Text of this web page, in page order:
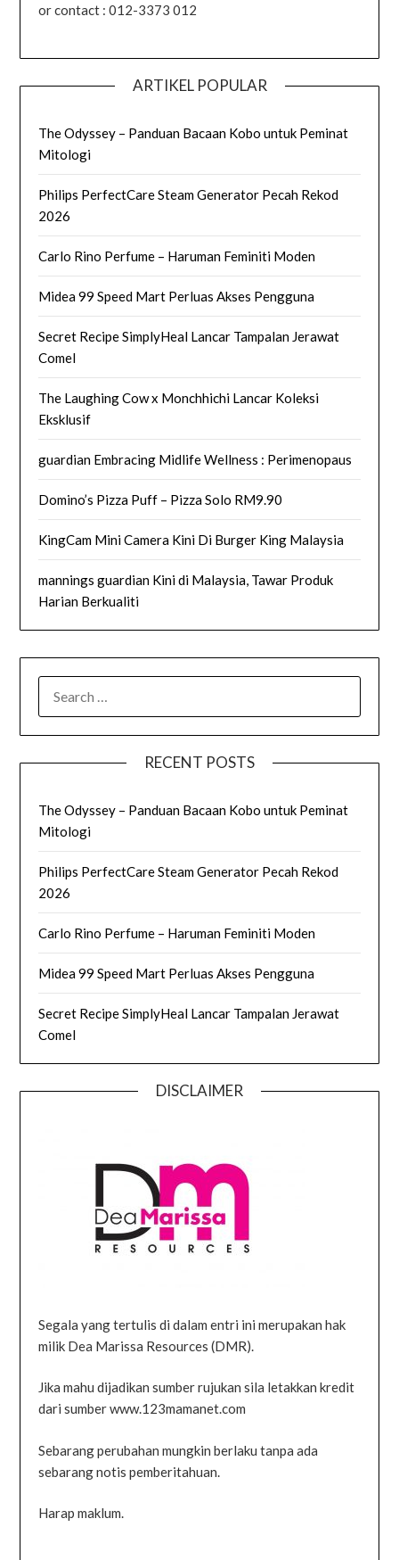
or contact : 012-3373 012
ARTIKEL POPULAR
The Odyssey – Panduan Bacaan Kobo untuk Peminat
Mitologi
Philips PerfectCare Steam Generator Pecah Rekod
2026
Carlo Rino Perfume – Haruman Feminiti Moden
Midea 99 Speed Mart Perluas Akses Pengguna
Secret Recipe SimplyHeal Lancar Tampalan Jerawat
Comel
The Laughing Cow x Monchhichi Lancar Koleksi
Eksklusif
guardian Embracing Midlife Wellness : Perimenopaus
Domino’s Pizza Puff – Pizza Solo RM9.90
KingCam Mini Camera Kini Di Burger King Malaysia
mannings guardian Kini di Malaysia, Tawar Produk
Harian Berkualiti
FOR:
RECENT POSTS
The Odyssey – Panduan Bacaan Kobo untuk Peminat
Mitologi
Philips PerfectCare Steam Generator Pecah Rekod
2026
Carlo Rino Perfume – Haruman Feminiti Moden
Midea 99 Speed Mart Perluas Akses Pengguna
Secret Recipe SimplyHeal Lancar Tampalan Jerawat
Comel
DISCLAIMER
Segala yang tertulis di dalam entri ini merupakan hak
milik Dea Marissa Resources (DMR).
Jika mahu dijadikan sumber rujukan sila letakkan kredit
dari sumber www.123mamanet.com
Sebarang perubahan mungkin berlaku tanpa ada
sebarang notis pemberitahuan.
Harap maklum.